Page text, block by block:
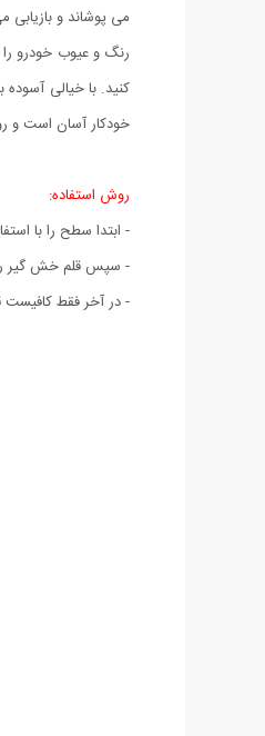
می پوشاند و
کنید. با خیالی
خودکار آسان است و
روش استفاده:
- ابتدا سطح را با
- سپس قلم خش گیر
- در آخر فقط